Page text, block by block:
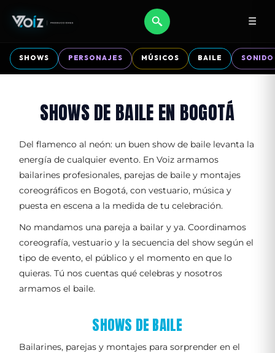
☰
SHOWS PERSONAJES MÚSICOS BAILE SONIDO
SHOWS DE BAILE EN BOGOTÁ
Del flamenco al neón: un buen show de baile levanta la
energía de cualquier evento. En Voiz armamos
bailarines profesionales, parejas de baile y montajes
coreográficos en Bogotá, con vestuario, música y
puesta en escena a la medida de tu celebración.
No mandamos una pareja a bailar y ya. Coordinamos
coreografía, vestuario y la secuencia del show según el
tipo de evento, el público y el momento en que lo
quieras. Tú nos cuentas qué celebras y nosotros
armamos el baile.
SHOWS DE BAILE
Bailarines, parejas y montajes para sorprender en el